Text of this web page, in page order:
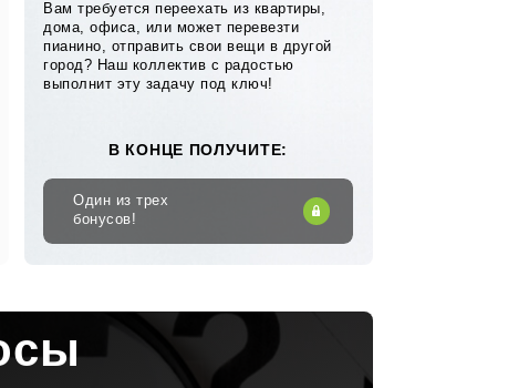
Вам требуется переехать из квартиры,
дома, офиса, или может перевезти
пианино, отправить свои вещи в другой
город? Наш коллектив с радостью
выполнит эту задачу под ключ!
В КОНЦЕ ПОЛУЧИТЕ:
Один из трех
бонусов!